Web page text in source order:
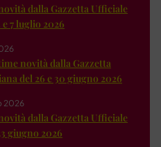
dalla Gazzetta Ufficiale
7 luglio 2026
novità dalla Gazzetta
del 26 e 30 giugno 2026
2026
dalla Gazzetta Ufficiale
giugno 2026